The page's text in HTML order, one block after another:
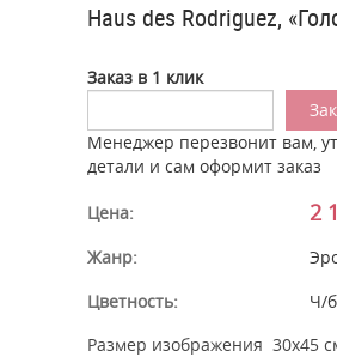
Haus des Rodriguez,
Заказ в 1 клик
Менеджер перезвонит вам,
детали и сам оформит заказ
Цена: 2
Жанр:
Цветность:
Ч/б
Размер изображения 30х45